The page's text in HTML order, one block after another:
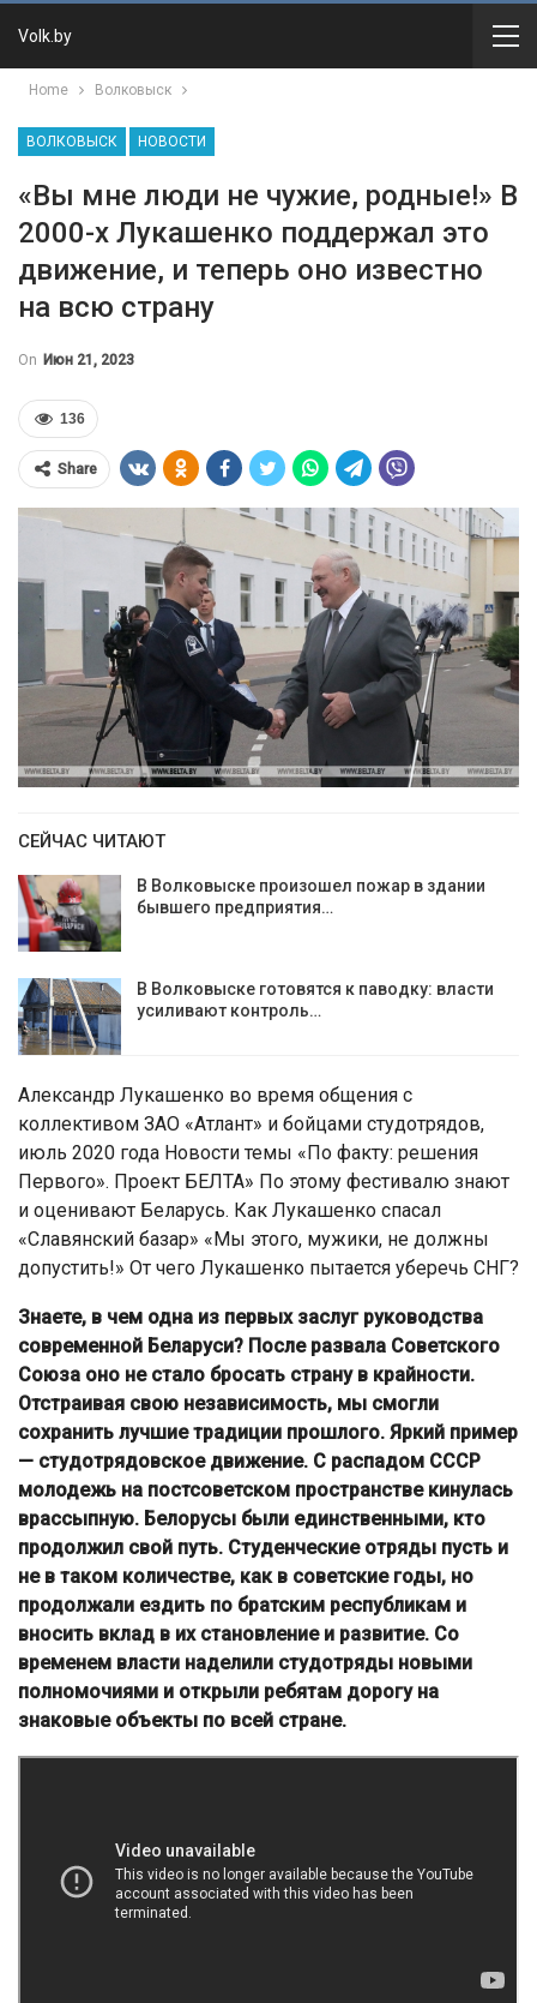
Volk.by
Home Волковыск
ВОЛКОВЫСК НОВОСТИ
«Вы мне люди не чужие, родные!» В
2000-х Лукашенко поддержал это
движение, и теперь оно известно
на всю страну
On Июн 21, 2023
136
Share
СЕЙЧАС ЧИТАЮТ
В Волковыске произошел пожар в здании
бывшего предприятия…
В Волковыске готовятся к паводку: власти
усиливают контроль…
Александр Лукашенко во время общения с
коллективом ЗАО «Атлант» и бойцами студотрядов,
июль 2020 года Новости темы «По факту: решения
Первого». Проект БЕЛТА» По этому фестивалю знают
и оценивают Беларусь. Как Лукашенко спасал
«Славянский базар» «Мы этого, мужики, не должны
допустить!» От чего Лукашенко пытается уберечь СНГ?
Знаете, в чем одна из первых заслуг руководства
современной Беларуси? После развала Советского
Союза оно не стало бросать страну в крайности.
Отстраивая свою независимость, мы смогли
сохранить лучшие традиции прошлого. Яркий пример
— студотрядовское движение. С распадом СССР
молодежь на постсоветском пространстве кинулась
врассыпную. Белорусы были единственными, кто
продолжил свой путь. Студенческие отряды пусть и
не в таком количестве, как в советские годы, но
продолжали ездить по братским республикам и
вносить вклад в их становление и развитие. Со
временем власти наделили студотряды новыми
полномочиями и открыли ребятам дорогу на
знаковые объекты по всей стране.